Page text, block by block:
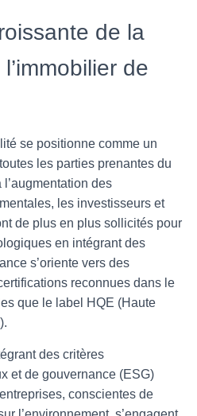
de la
de
se positionne comme un
les parties prenantes du
des
les investisseurs et
de plus en plus sollicités pour
en intégrant des
s’oriente vers des
reconnues dans le
que le label HQE (Haute
des critères
et de gouvernance (ESG)
conscientes de